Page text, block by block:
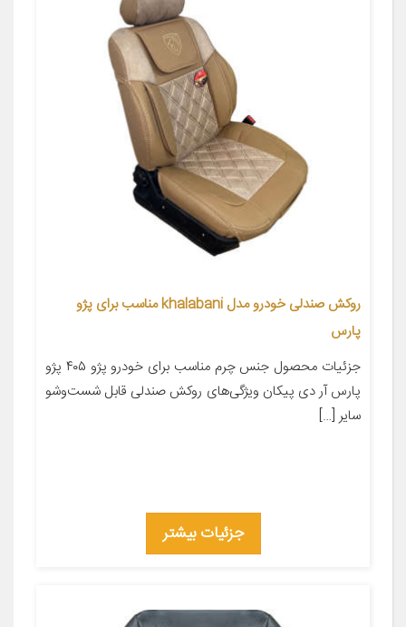
روکش صندلی خودرو مدل khalabani مناسب برای پژو
پارس
جزئیات محصول جنس چرم مناسب برای خودرو پژو ۴۰۵ پژو
پارس آر دی پیکان ویژگی‌های روکش صندلی قابل شست‌وشو
سایر […]
جزئیات بیشتر